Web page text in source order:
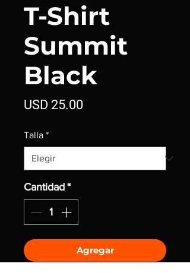
T-Shirt
Summit
Black
USD 25.00Precio
Talla *
Cantidad *
Agregar